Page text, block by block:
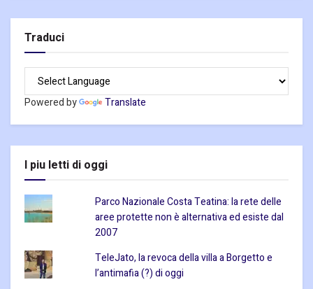
Traduci
Powered by Translate
I piu letti di oggi
Parco Nazionale Costa Teatina: la rete delle
aree protette non è alternativa ed esiste dal
2007
TeleJato, la revoca della villa a Borgetto e
l’antimafia (?) di oggi